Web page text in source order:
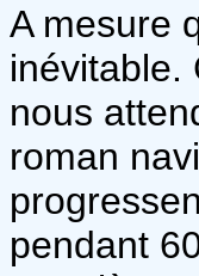
A mesure
inévitable.
nous
roman
pendant